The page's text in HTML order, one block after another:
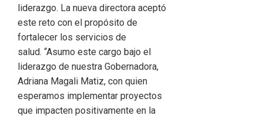
liderazgo. La nueva directora aceptó
este reto con el propósito de
fortalecer los servicios de
salud. “Asumo este cargo bajo el
liderazgo de nuestra Gobernadora,
Adriana Magali Matiz, con quien
esperamos implementar proyectos
que impacten positivamente en la